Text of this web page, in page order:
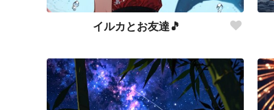
イルカとお友達🎵